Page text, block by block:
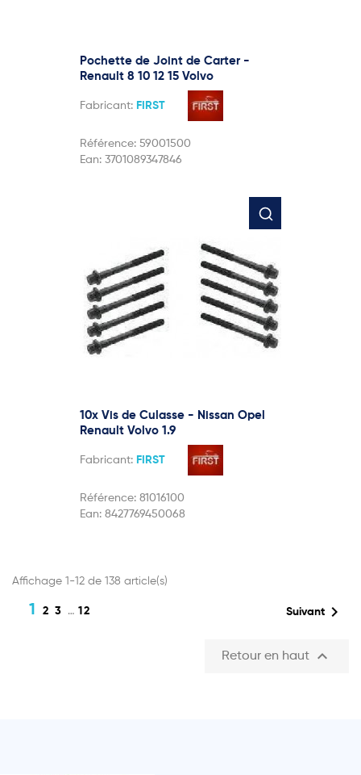
Pochette de Joint de Carter -
Renault 8 10 12 15 Volvo
Fabricant: FIRST
Référence: 59001500
Ean: 3701089347846
10x Vis de Culasse - Nissan Opel
Renault Volvo 1.9
Fabricant: FIRST
Référence: 81016100
Ean: 8427769450068
Affichage 1-12 de 138 article(s)
1 2 3 … 12 Suivant 
Retour en haut 